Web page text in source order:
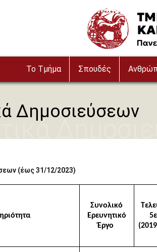
To Τμήμα Σπουδές
Δημοσιεύσεων
(έως 31/12/2023)
Συνολικό
Ερευνητικό
Έργο
Τ